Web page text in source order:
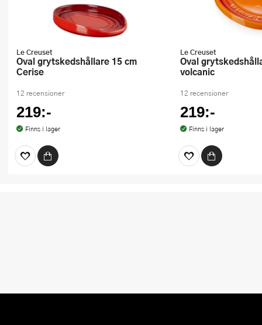
Le Creuset
Oval grytskedshållare 15 cm
Cerise
12 recensioner
219:-
Finns i lager
Le Creuset
Oval grytskedshållare 15 cm
volcanic
12 recensioner
219:-
Finns i lager